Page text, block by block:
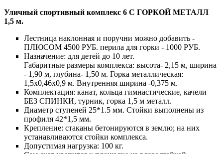
Уличный спортивный комплекс 6 С ГОРКОЙ МЕТАЛЛ
1,5 м.
Лестница наклонная и поручни можно добавить -
ПЛЮСОМ 4500 РУБ. перила для горки - 1000 РУБ.
Назначение: для детей до 10 лет.
Габаритные размеры комплекса: высота- 2,15 м, ширина
- 1,90 м, глубина- 1,50 м. Горка металлическая:
1,5х0,46х0,9 м. Внутренняя ширина -0,375 м.
Комплектация: канат, кольца гимнастические, качели
БЕЗ СПИНКИ, турник, горка 1,5 м металл.
Диаметр ступеней 25*1.5 мм. Стойки выполнены из
профиля 42*1,5 мм.
Крепление: стаканы бетонируются в землю; на них
устанавливаются стойки комплекса.
Допустимая нагрузка: 100 кг.